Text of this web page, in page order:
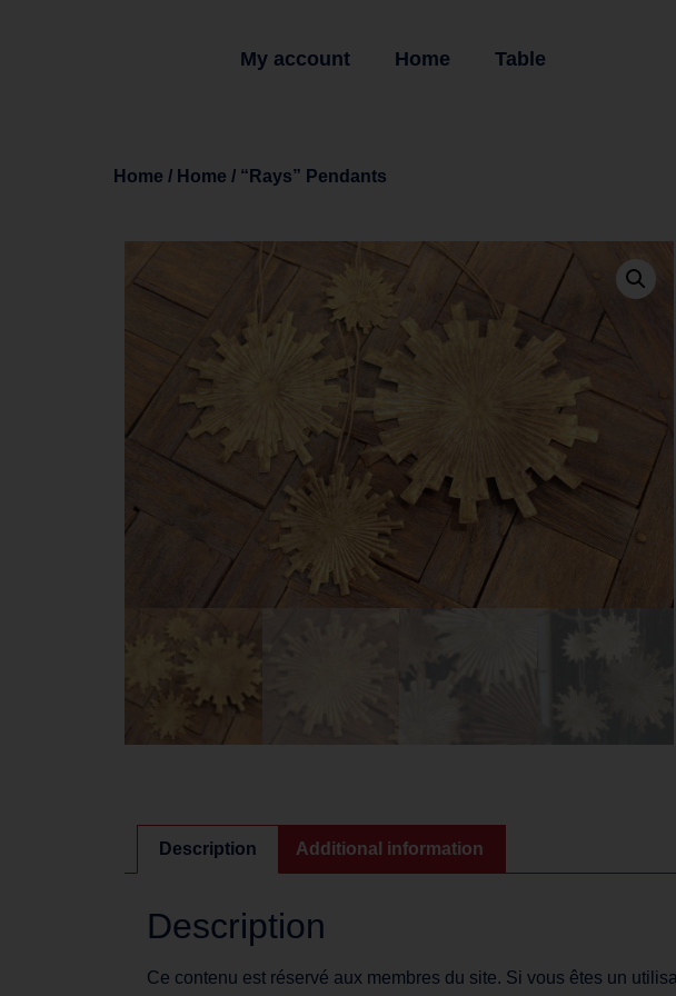
My account Home Table
Home / Home / “Rays” Pendants
Description Additional information
Description
Ce contenu est réservé aux membres du site. Si vous êtes un